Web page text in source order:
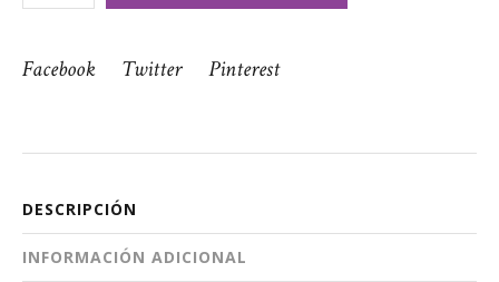
Facebook Twitter Pinterest
DESCRIPCIÓN
INFORMACIÓN ADICIONAL